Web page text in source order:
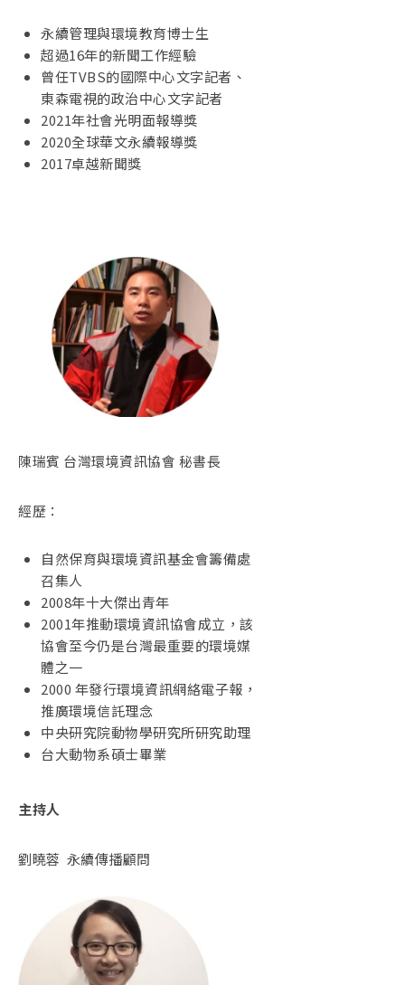
永續管理與環境教育博士生
超過16年的新聞工作經驗
曾任TVBS的國際中心文字記者、
東森電視的政治中心文字記者
2021年社會光明面報導獎
2020全球華文永續報導獎
2017卓越新聞獎
陳瑞賓 台灣環境資訊協會 秘書長
經歷：
自然保育與環境資訊基金會籌備處
召集人
2008年十大傑出青年
2001年推動環境資訊協會成立，該
協會至今仍是台灣最重要的環境媒
體之一
2000 年發行環境資訊網絡電子報，
推廣環境信託理念
中央研究院動物學研究所研究助理
台大動物系碩士畢業
主持人
劉曉蓉 永續傳播顧問